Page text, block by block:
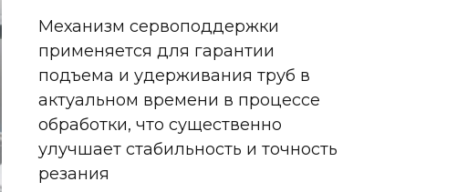
Механизм сервоподдержки
применяется для гарантии
подъема и удерживания труб в
актуальном времени в процессе
обработки, что существенно
улучшает стабильность и точность
резания